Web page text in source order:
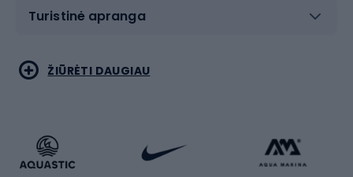
Turistinė apranga
Bėgimas
Dviratininkų apranga
Koviniai sportai
Rakečių sportas
ŽIŪRĖTI DAUGIAU